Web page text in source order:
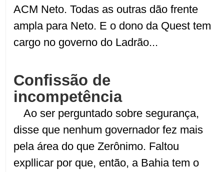
ACM Neto. Todas as outras dão frente
ampla para Neto. E o dono da Quest tem
cargo no governo do Ladrão...
Confissão de
incompetência
Ao ser perguntado sobre segurança,
disse que nenhum governador fez mais
pela área do que Zerônimo. Faltou
expllicar por que, então, a Bahia tem o